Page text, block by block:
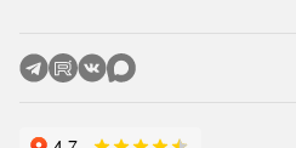
Cisco ASA
Новая версия ProxyInspector 3.0